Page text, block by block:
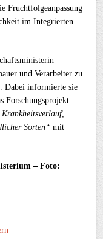
Fruchtfolgeanpassung
im Integrierten
und Verarbeiter zu
Dabei informierte sie
Forschungsprojekt
Sorten“mit
– Foto: